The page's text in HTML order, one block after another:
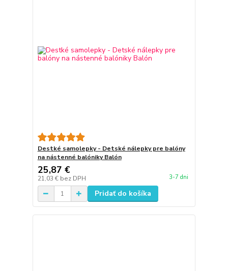
Destké samolepky - Detské nálepky pre balóny
na nástenné balóniky Balón
25,87 €
21,03 € bez DPH 3-7 dni
Pridať do košíka